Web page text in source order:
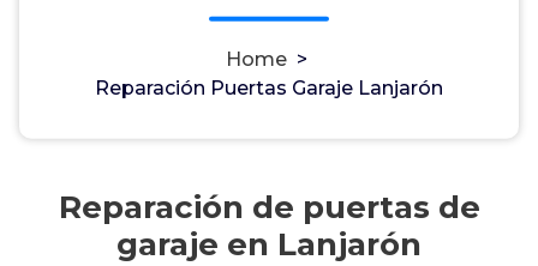
Home >
Reparación Puertas Garaje Lanjarón
Reparación de puertas de
garaje en Lanjarón